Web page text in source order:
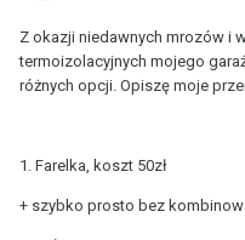
Z okazji niedawnych mrozów i
termoizolacyjnych mojego
różnych opcji. Opiszę moje
1. Farelka, koszt 50zł
+ szybko prosto bez